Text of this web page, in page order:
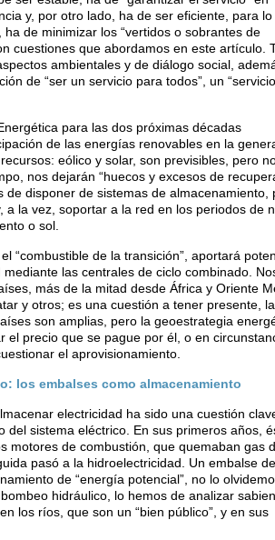
y, por otro lado, ha de ser eficiente, para lo
de minimizar los “vertidos o sobrantes de
cuestiones que abordamos en este artículo.
ambientales y de diálogo social,
de “ser un servicio para todos”, un “servicio
para las dos próximas décadas
de las energías renovables en la
eólico y solar, son previsibles, pero
nos dejarán “huecos y excesos de
de disponer de sistemas de almacenamiento,
a la vez, soportar a la red en los periodos de
o sol.
“combustible de la transición”, aportará
las centrales de ciclo combinado.
más de la mitad desde África y Oriente
y otros; es una cuestión a tener presente,
son amplias, pero la geoestrategia
el precio que se pague por él, o en
el aprovisionamiento.
los embalses como almacenamiento
electricidad ha sido una cuestión
del sistema eléctrico. En sus primeros años,
motores de combustión, que quemaban gas
pasó a la hidroelectricidad. Un embalse de
de “energía potencial”, no lo
hidráulico, lo hemos de analizar
los ríos, que son un “bien público”, y en sus